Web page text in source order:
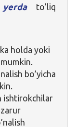
to’liq
holda yoki
bo’yicha
ishtirokchilar